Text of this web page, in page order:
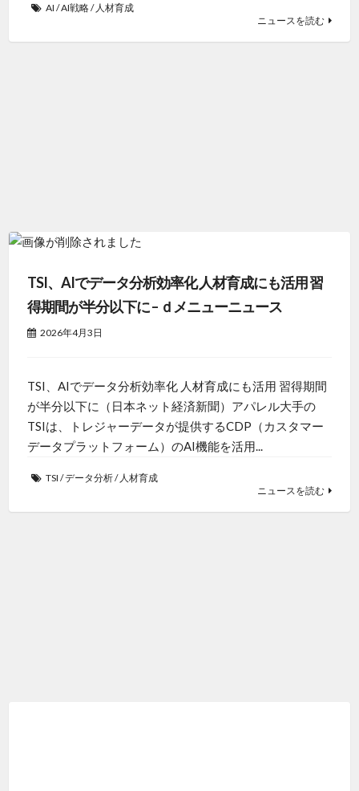
AI /AI戦略/ 人材育成
ニュースを読む
TSI、AIでデータ分析効率化 人材育成にも活用 習
得期間が半分以下に – ｄメニューニュース
2026年4月3日
TSI、AIでデータ分析効率化 人材育成にも活用 習得期間
が半分以下に（日本ネット経済新聞）アパレル大手の
TSIは、トレジャーデータが提供するCDP（カスタマー
データプラットフォーム）のAI機能を活用...
TSI /データ分析/ 人材育成
ニュースを読む